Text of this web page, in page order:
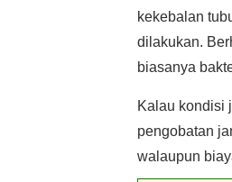
kekebalan
dilakukan.
biasanya
Kalau kondisi
pengobatan
walaupun